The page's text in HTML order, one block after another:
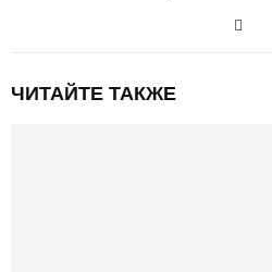
ЧИТАЙТЕ ТАКЖЕ